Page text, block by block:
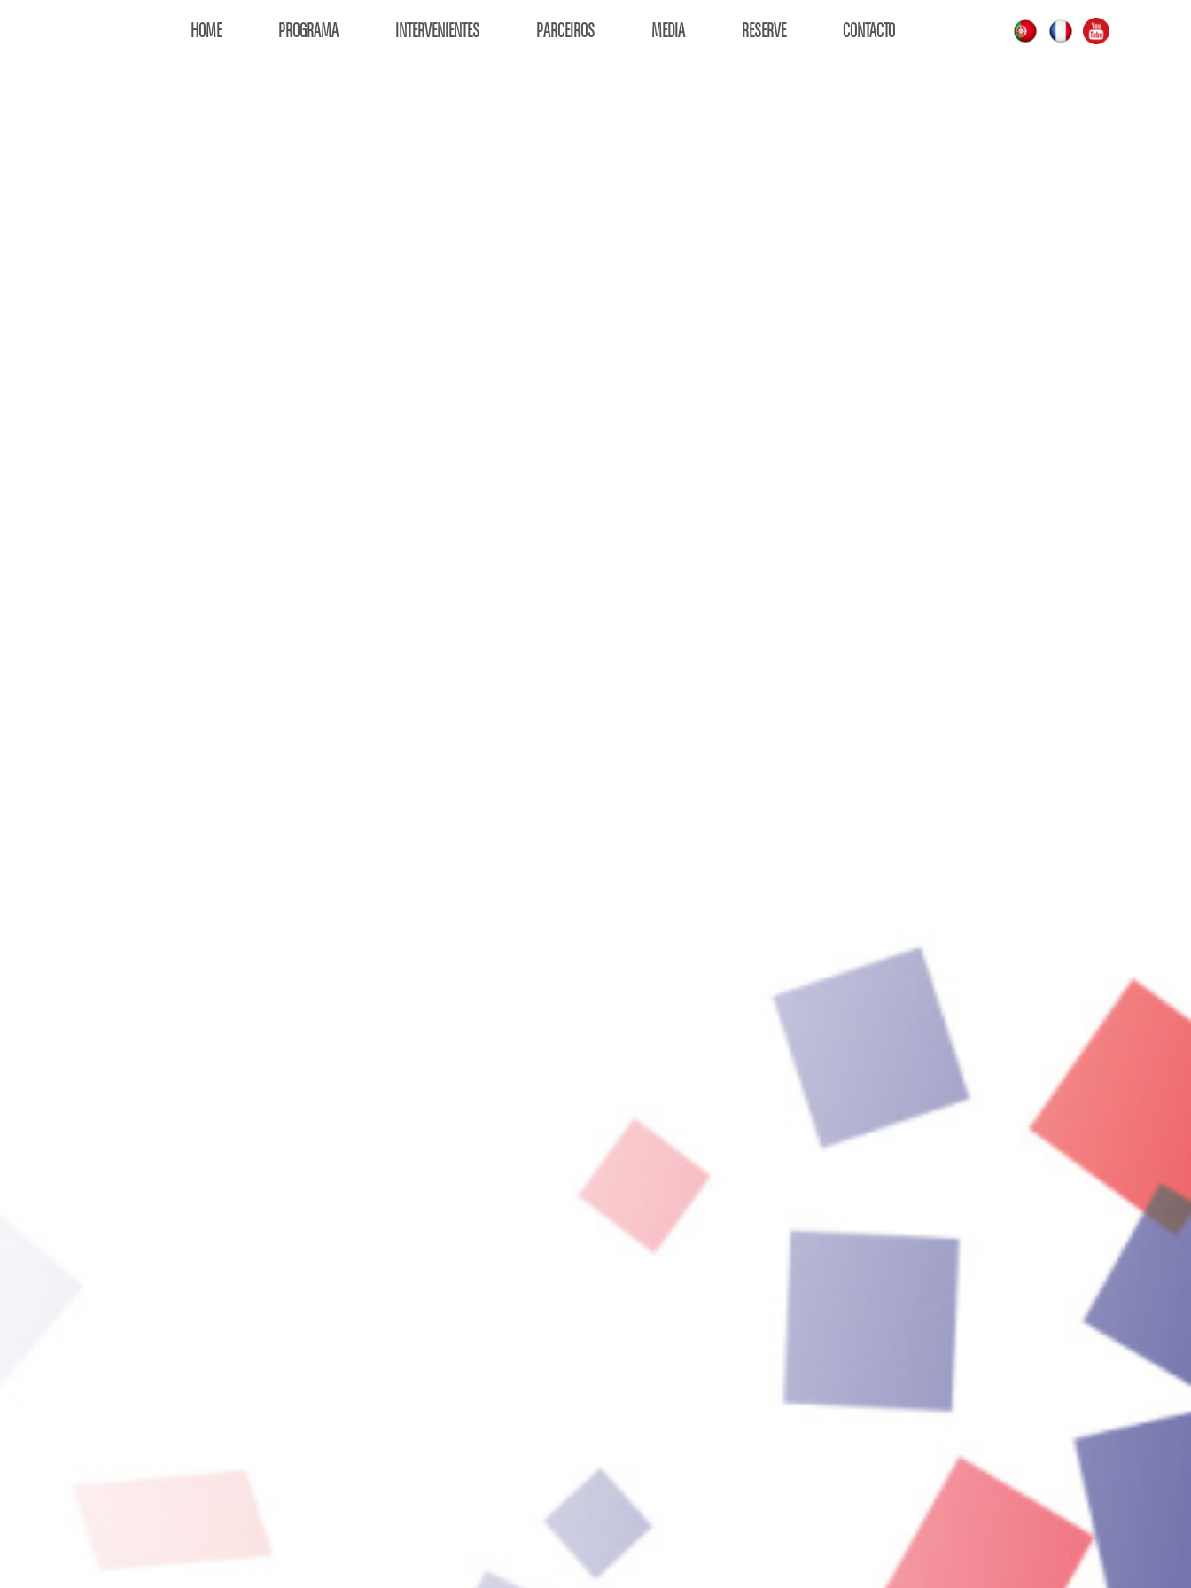
HOME PROGRAMA INTERVENIENTES PARCEIROS MEDIA RESERVE CONTACTO